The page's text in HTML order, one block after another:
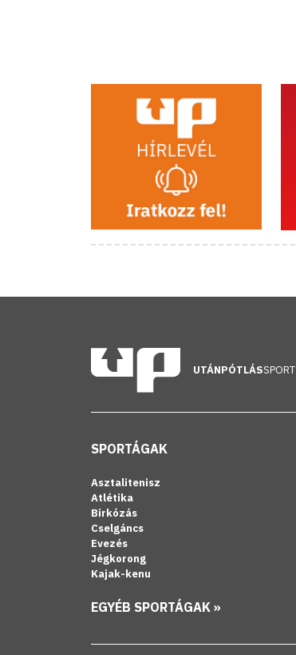
UTÁNPÓTLÁSSPORT
SPORTÁGAK
Asztalitenisz
Atlétika
Birkózás
Cselgáncs
Evezés
Jégkorong
Kajak-kenu
EGYÉB SPORTÁGAK »